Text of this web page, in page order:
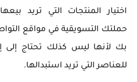
اختيار المنتجات التي تريد
حملتك التسويقية في مواقع
بك لأنها ليس كذلك تحتاج
للعناصر التي تريد استبدالها.